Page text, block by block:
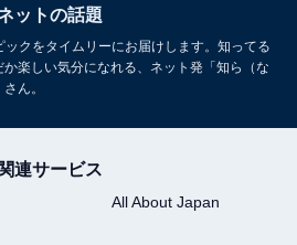
ットの話題
クをタイムリーにお届けします。知ってる
楽しい気分になれる、ネット発「知ら（な
ん。
関連サービス
All About Japan